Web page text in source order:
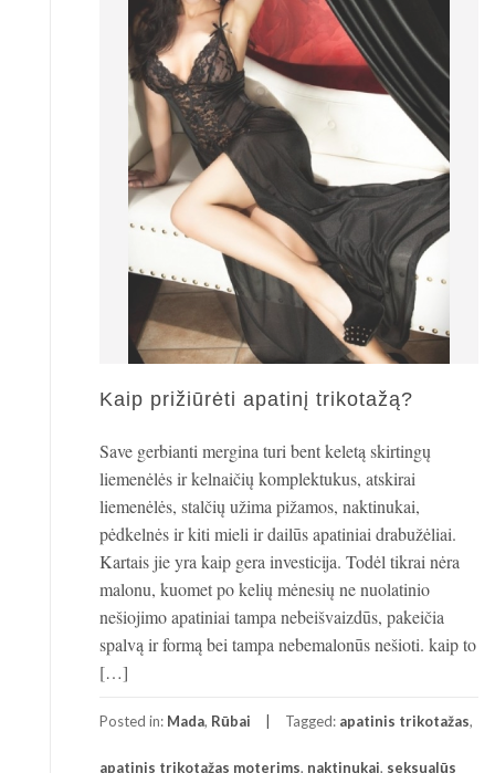
Kaip prižiūrėti apatinį trikotažą?
Save gerbianti mergina turi bent keletą skirtingų
liemenėlės ir kelnaičių komplektukus, atskirai
liemenėlės, stalčių užima pižamos, naktinukai,
pėdkelnės ir kiti mieli ir dailūs apatiniai drabužėliai.
Kartais jie yra kaip gera investicija. Todėl tikrai nėra
malonu, kuomet po kelių mėnesių ne nuolatinio
nešiojimo apatiniai tampa nebeišvaizdūs, pakeičia
spalvą ir formą bei tampa nebemalonūs nešioti. kaip to
[…]
Posted in: Mada, Rūbai Tagged: apatinis trikotažas,
apatinis trikotažas moterims, naktinukai, seksualūs